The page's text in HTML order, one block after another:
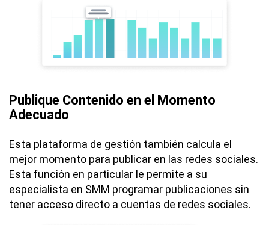
Publique Contenido en el Momento
Adecuado
Esta plataforma de gestión también calcula el
mejor momento para publicar en las redes sociales.
Esta función en particular le permite a su
especialista en SMM programar publicaciones sin
tener acceso directo a cuentas de redes sociales.